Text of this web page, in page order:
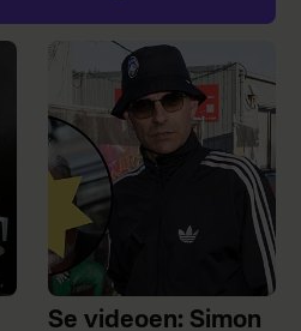
Se videoen: Simon